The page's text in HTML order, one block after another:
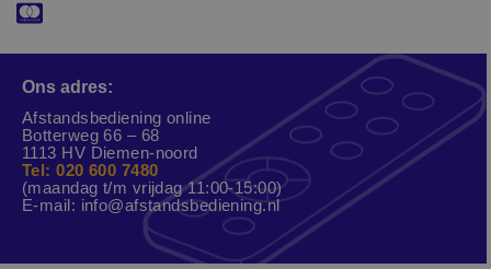
Ons adres:
Afstandsbediening online
Botterweg 66 – 68
1113 HV Diemen-noord
Tel: 020 600 7480
(maandag t/m vrijdag 11:00-15:00)
E-mail: info@afstandsbediening.nl